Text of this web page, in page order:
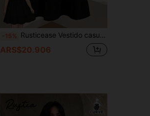
-15% Rusticease Vestido casual de manga corta de unicolor para vacaciones de talla grande, atuendos de verano para mujer, vestido de Pascua para mujer, estilo bohemio, atuendos de rave, conjunto de Pascua con curvas, atuendo para concierto country
ARS$20.906